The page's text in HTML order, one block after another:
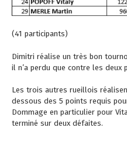
(41 participants)
Dimitri réalise un très bon
il n’a perdu que contre les deux
Les trois autres rueillois
dessous des 5 points requis
Dommage en particulier pour
terminé sur deux défaites.